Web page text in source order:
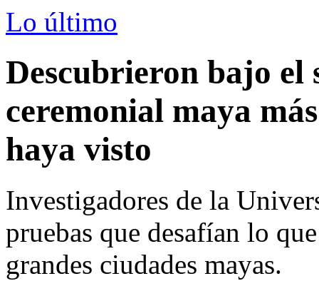
Lo último
Descubrieron bajo el
ceremonial maya
haya visto
Investigadores de la
pruebas que desafían lo
grandes ciudades mayas.